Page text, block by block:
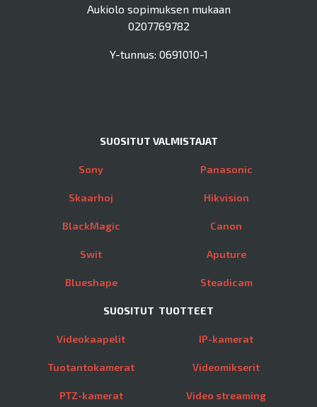
Aukiolo sopimuksen mukaan
0207769782
Y-tunnus: 0691010-1
SUOSITUT VALMISTAJAT
Sony
Skaarhoj
BlackMagic
Swit
Blueshape
Panasonic
Hikvision
Canon
Aputure
Steadicam
SUOSITUT TUOTTEET
Videokaapelit
Tuotantokamerat
PTZ-kamerat
IP-kamerat
Videomikserit
Video streaming